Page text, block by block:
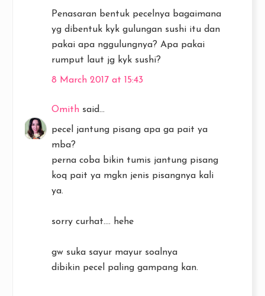
Penasaran bentuk pecelnya bagaimana
yg dibentuk kyk gulungan sushi itu dan
pakai apa nggulungnya? Apa pakai
rumput laut jg kyk sushi?
8 March 2017 at 15:43
Omith said...
pecel jantung pisang apa ga pait ya
mba?
perna coba bikin tumis jantung pisang
koq pait ya mgkn jenis pisangnya kali
ya.
sorry curhat.... hehe
gw suka sayur mayur soalnya
dibikin pecel paling gampang kan.